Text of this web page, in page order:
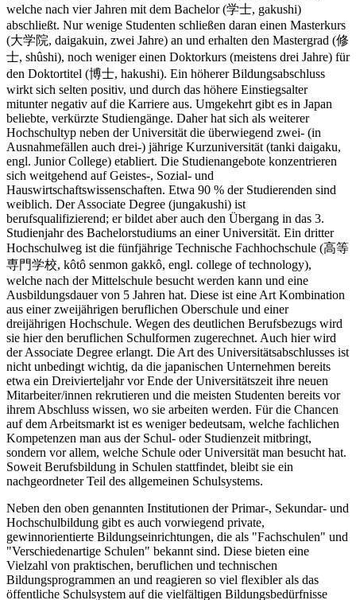
welche nach vier Jahren mit dem Bachelor (学士, gakushi)
abschließt. Nur wenige Studenten schließen daran einen Masterkurs
(大学院, daigakuin, zwei Jahre) an und erhalten den Mastergrad (修
士, shûshi), noch weniger einen Doktorkurs (meistens drei Jahre) für
den Doktortitel (博士, hakushi). Ein höherer Bildungsabschluss
wirkt sich selten positiv, und durch das höhere Einstiegsalter
mitunter negativ auf die Karriere aus. Umgekehrt gibt es in Japan
beliebte, verkürzte Studiengänge. Daher hat sich als weiterer
Hochschultyp neben der Universität die überwiegend zwei- (in
Ausnahmefällen auch drei-) jährige Kurzuniversität (tanki daigaku,
engl. Junior College) etabliert. Die Studienangebote konzentrieren
sich weitgehend auf Geistes-, Sozial- und
Hauswirtschaftswissenschaften. Etwa 90 % der Studierenden sind
weiblich. Der Associate Degree (jungakushi) ist
berufsqualifizierend; er bildet aber auch den Übergang in das 3.
Studienjahr des Bachelorstudiums an einer Universität. Ein dritter
Hochschulweg ist die fünfjährige Technische Fachhochschule (高等
専門学校, kôtô senmon gakkô, engl. college of technology),
welche nach der Mittelschule besucht werden kann und eine
Ausbildungsdauer von 5 Jahren hat. Diese ist eine Art Kombination
aus einer zweijährigen beruflichen Oberschule und einer
dreijährigen Hochschule. Wegen des deutlichen Berufsbezugs wird
sie hier den beruflichen Schulformen zugerechnet. Auch hier wird
der Associate Degree erlangt. Die Art des Universitätsabschlusses ist
nicht unbedingt wichtig, da die japanischen Unternehmen bereits
etwa ein Dreivierteljahr vor Ende der Universitätszeit ihre neuen
Mitarbeiter/innen rekrutieren und die meisten Studenten bereits vor
ihrem Abschluss wissen, wo sie arbeiten werden. Für die Chancen
auf dem Arbeitsmarkt ist es weniger bedeutsam, welche fachlichen
Kompetenzen man aus der Schul- oder Studienzeit mitbringt,
sondern vor allem, welche Schule oder Universität man besucht hat.
Soweit Berufsbildung in Schulen stattfindet, bleibt sie ein
nachgeordneter Teil des allgemeinen Schulsystems.
Neben den oben genannten Institutionen der Primar-, Sekundar- und
Hochschulbildung gibt es auch vorwiegend private,
gewinnorientierte Bildungseinrichtungen, die als "Fachschulen" und
"Verschiedenartige Schulen" bekannt sind. Diese bieten eine
Vielzahl von praktischen, beruflichen und technischen
Bildungsprogrammen an und reagieren so viel flexibler als das
öffentliche Schulsystem auf die vielfältigen Bildungsbedürfnisse